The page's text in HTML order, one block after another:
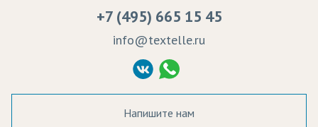
Судебные решения
Политика Конфиденциальности
Согласие на обработку ПД
+7 (495) 665 15 45
info@textelle.ru
Напишите нам